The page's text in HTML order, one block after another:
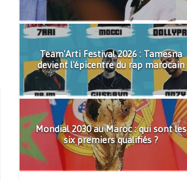
Team'Arti Festival 2026 : Tamesna
devient l'épicentre du rap marocain
Mondial 2030 au Maroc : qui sont les
six premiers qualifiés ?